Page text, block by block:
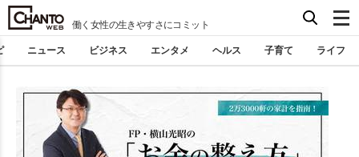
働く女性の生きやすさにコミット
ニュース ビジネス エンタメ ヘルス 子育て ライフ